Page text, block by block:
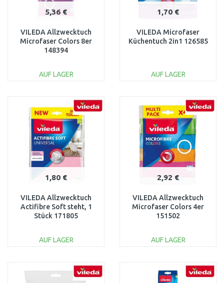
5,36 €
VILEDA Allzwecktuch
Microfaser Colors 8er
148394
AUF LAGER
WARENKORB
Vergleichen
1,70 €
VILEDA Microfaser
Küchentuch 2in1 126585
AUF LAGER
WARENKORB
Vergleichen
1,80 €
VILEDA Allzwecktuch
Actifibre Soft steht, 1
Stück 171805
AUF LAGER
WARENKORB
2,92 €
VILEDA Allzwecktuch
Microfaser Colors 4er
151502
AUF LAGER
WARENKORB